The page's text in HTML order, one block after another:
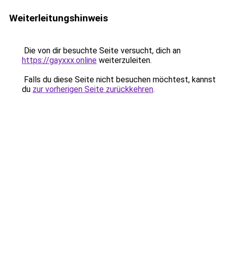
Weiterleitungshinweis
Die von dir besuchte Seite versucht, dich an
https://gayxxx.online weiterzuleiten.
Falls du diese Seite nicht besuchen möchtest, kannst
du zur vorherigen Seite zurückkehren.